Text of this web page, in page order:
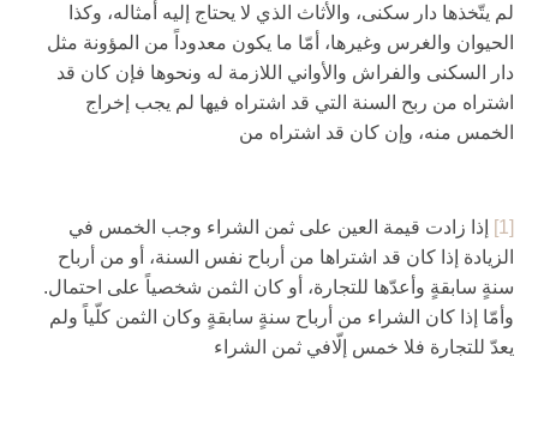
لم يتّخذها دار سكنى، والأثاث الذي لا يحتاج إليه أمثاله، وكذا
الحيوان والغرس وغيرها، أمّا ما يكون معدوداً من المؤونة مثل
دار السكنى والفراش والأواني اللازمة له ونحوها فإن كان قد
اشتراه من ربح السنة التي قد اشتراه فيها لم يجب إخراج
الخمس منه، وإن كان قد اشتراه من‏
[1]
إذا زادت قيمة العين على ثمن الشراء وجب الخمس في
الزيادة إذا كان قد اشتراها من أرباح نفس السنة، أو من أرباح
سنةٍ سابقةٍ وأعدّها للتجارة، أو كان الثمن شخصياً على احتمال.
وأمّا إذا كان الشراء من أرباح سنةٍ سابقةٍ وكان الثمن كلّياً ولم
يعدّ للتجارة فلا خمس إلّافي ثمن الشراء